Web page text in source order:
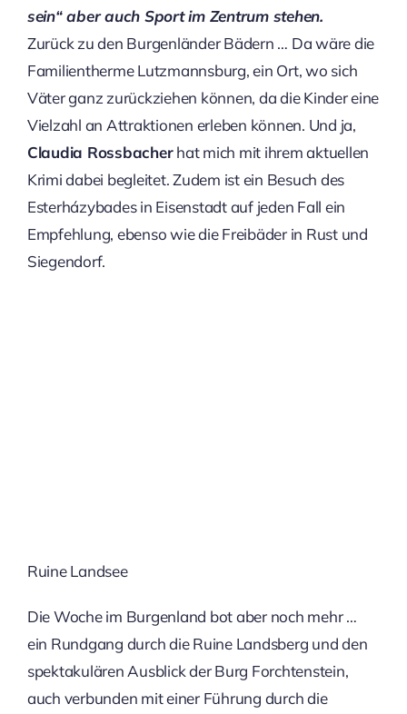
sein“ aber auch Sport im Zentrum stehen.
Zurück zu den Burgenländer Bädern … Da wäre die
Familientherme Lutzmannsburg, ein Ort, wo sich
Väter ganz zurückziehen können, da die Kinder eine
Vielzahl an Attraktionen erleben können. Und ja,
Claudia Rossbacherhat mich mit ihrem aktuellen
Krimi dabei begleitet. Zudem ist ein Besuch des
Esterházybades in Eisenstadt auf jeden Fall ein
Empfehlung, ebenso wie die Freibäder in Rust und
Siegendorf.
Ruine Landsee
Die Woche im Burgenland bot aber noch mehr …
ein Rundgang durch die Ruine Landsberg und den
spektakulären Ausblick der Burg Forchtenstein,
auch verbunden mit einer Führung durch die